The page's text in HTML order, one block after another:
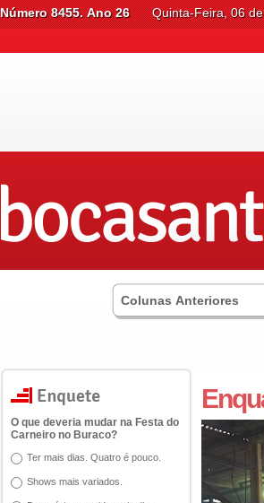
Número 8455. Ano 26 Quinta-Feira, 06
Colunas Anteriores
O que deveria mudar na Festa do
Carneiro no Buraco?
Ter mais dias. Quatro é pouco.
Shows mais variados.